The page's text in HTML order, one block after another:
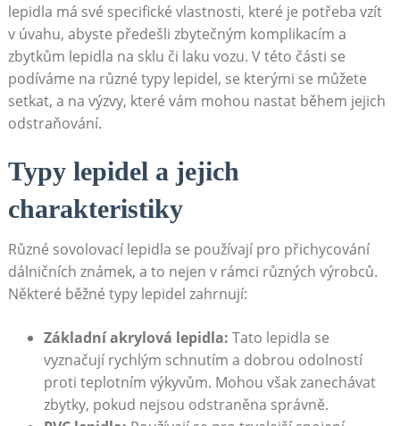
lepidla má své specifické vlastnosti, které je potřeba vzít
v úvahu, abyste předešli zbytečným komplikacím a
zbytkům lepidla na sklu či laku vozu. V této části se
podíváme na různé typy lepidel, se kterými se můžete
setkat, a na výzvy, které vám mohou nastat během jejich
odstraňování.
Typy lepidel a jejich
charakteristiky
Různé sovolovací lepidla se používají pro přichycování
dálničních známek, a to nejen v rámci různých výrobců.
Některé běžné typy lepidel zahrnují:
Základní akrylová lepidla: Tato lepidla se
vyznačují rychlým schnutím a dobrou odolností
proti teplotním výkyvům. Mohou však zanechávat
zbytky, pokud nejsou odstraněna správně.